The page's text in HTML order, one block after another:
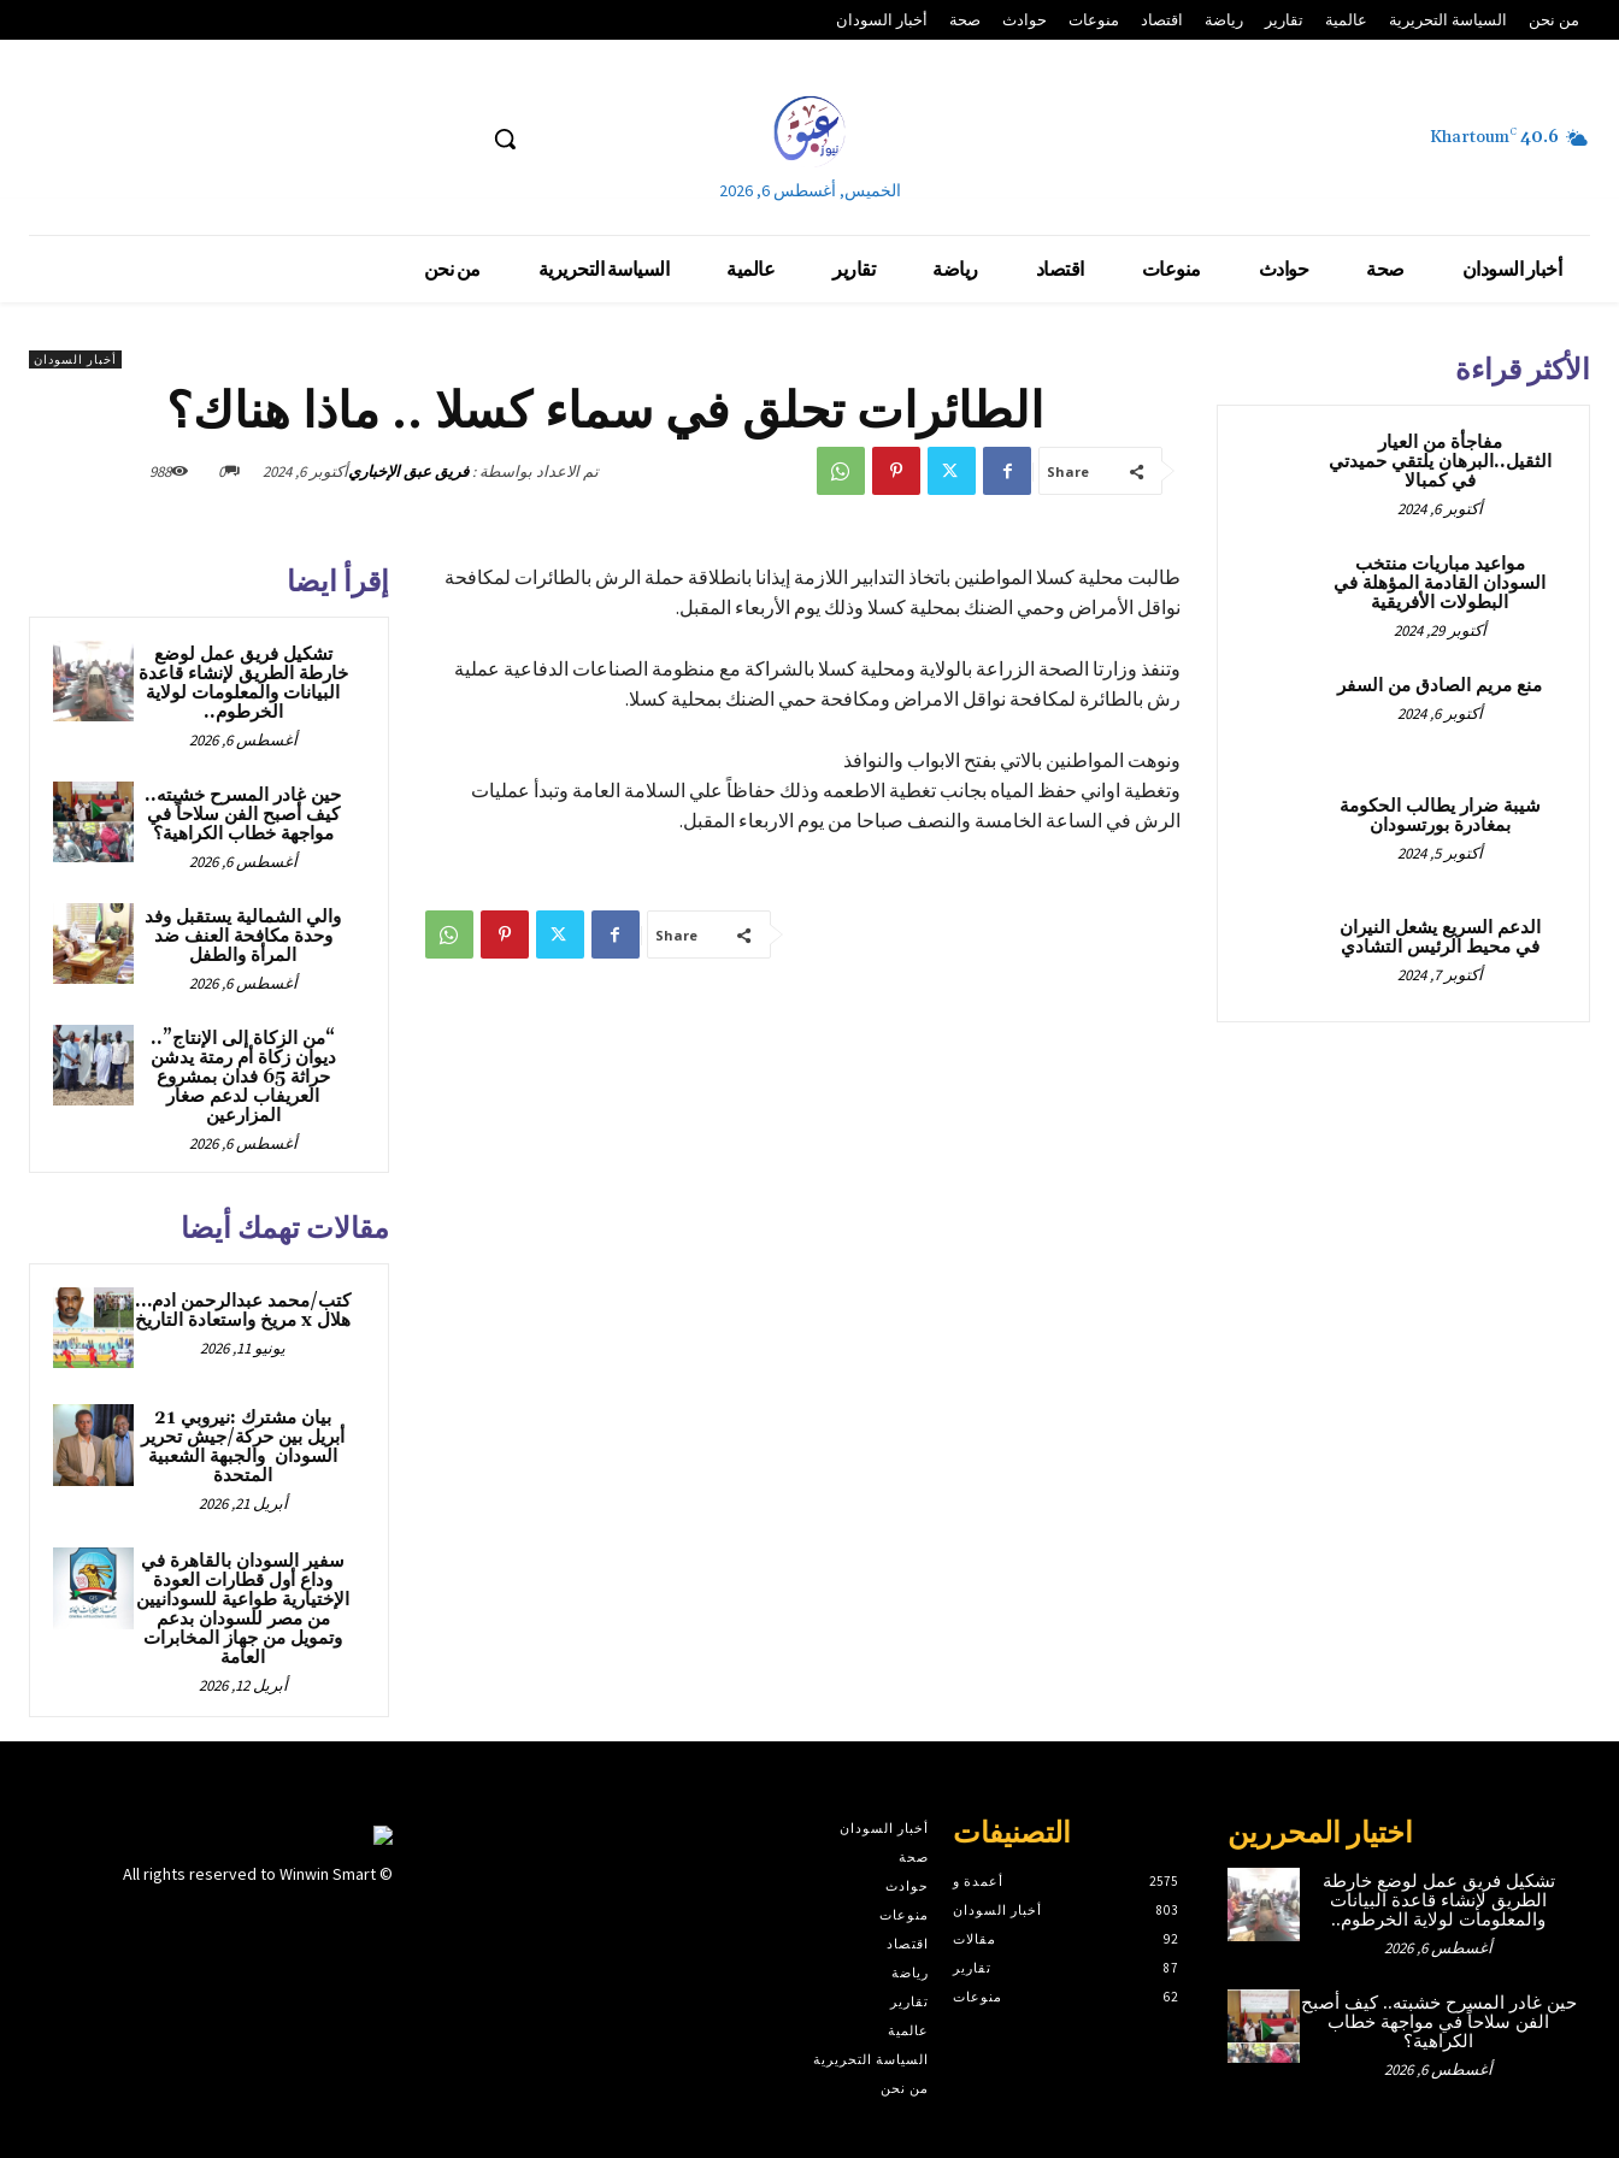
أخبار السودان صحة حوادث منوعات اقتصاد رياضة تقارير عالمية السياسة التحريرية من نحن
40.6
C
Khartoum
الخميس, أغسطس 6, 2026
أخبار السودان صحة حوادث منوعات اقتصاد رياضة تقارير عالمية السياسة التحريرية من نحن
أخبار السودان
الطائرات تحلق في سماء كسلا .. ماذا هناك؟
تم الاعداد بواسطة : فريق عبق الإخباريأكتوبر 6, 2024 0
988 Share
إقرأ ايضا
تشكيل فريق عمل لوضع
خارطة الطريق لإنشاء قاعدة
البيانات والمعلومات لولاية
الخرطوم..
أغسطس 6, 2026
حين غادر المسرح خشبته..
كيف أصبح الفن سلاحاً في
مواجهة خطاب الكراهية؟
أغسطس 6, 2026
والي الشمالية يستقبل وفد
وحدة مكافحة العنف ضد
المرأة والطفل
أغسطس 6, 2026
“من الزكاة إلى الإنتاج”..
ديوان زكاة أم رمتة يدشن
حراثة 65 فدان بمشروع
العريفاب لدعم صغار
المزارعين
أغسطس 6, 2026
طالبت محلية كسلا المواطنين باتخاذ التدابير اللازمة إيذانا بانطلاقة حملة الرش بالطائرات لمكافحة
نواقل الأمراض وحمي الضنك بمحلية كسلا وذلك يوم الأربعاء المقبل.
وتنفذ وزارتا الصحة الزراعة بالولاية ومحلية كسلا بالشراكة مع منظومة الصناعات الدفاعية عملية
رش بالطائرة لمكافحة نواقل الامراض ومكافحة حمي الضنك بمحلية كسلا.
ونوهت المواطنين بالاتي بفتح الابواب والنوافذ
وتغطية اواني حفظ المياه بجانب تغطية الاطعمه وذلك حفاظاً علي السلامة العامة وتبدأ عمليات
الرش في الساعة الخامسة والنصف صباحا من يوم الاربعاء المقبل.
Share
مقالات تهمك أيضا
كتب/محمد عبدالرحمن ادم…
هلال x مريخ واستعادة التاريخ
يونيو 11, 2026
بيان مشترك :نيروبي 21
أبريل بين حركة/جيش تحرير
السودان والجبهة الشعبية
المتحدة
أبريل 21, 2026
سفير السودان بالقاهرة في
وداع أول قطارات العودة
الإختيارية طواعية للسودانيين
من مصر للسودان بدعم
وتمويل من جهاز المخابرات
العامة
أبريل 12, 2026
الأكثر قراءة
مفاجأة من العيار
الثقيل..البرهان يلتقي حميدتي
في كمبالا
أكتوبر 6, 2024
مواعيد مباريات منتخب
السودان القادمة المؤهلة في
البطولات الأفريقية
أكتوبر 29, 2024
منع مريم الصادق من السفر
أكتوبر 6, 2024
شيبة ضرار يطالب الحكومة
بمغادرة بورتسودان
أكتوبر 5, 2024
الدعم السريع يشعل النيران
في محيط الرئيس التشادي
أكتوبر 7, 2024
© All rights reserved to Winwin Smart
أخبار السودان
صحة
حوادث
منوعات
اقتصاد
رياضة
تقارير
عالمية
السياسة التحريرية
من نحن
التصنيفات
أعمدة و
2575
أخبار السودان
803
مقالات
92
تقارير
87
منوعات
62
اختيار المحررين
تشكيل فريق عمل لوضع خارطة
الطريق لإنشاء قاعدة البيانات
والمعلومات لولاية الخرطوم..
أغسطس 6, 2026
حين غادر المسرح خشبته.. كيف أصبح
الفن سلاحاً في مواجهة خطاب
الكراهية؟
أغسطس 6, 2026